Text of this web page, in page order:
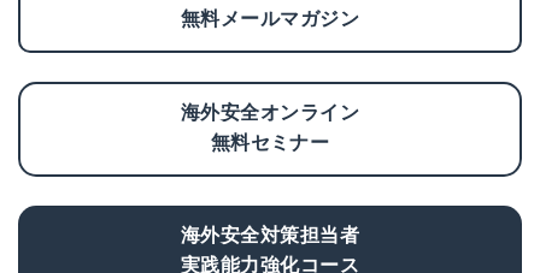
無料メールマガジン
海外安全オンライン
無料セミナー
海外安全対策担当者
実践能力強化コース